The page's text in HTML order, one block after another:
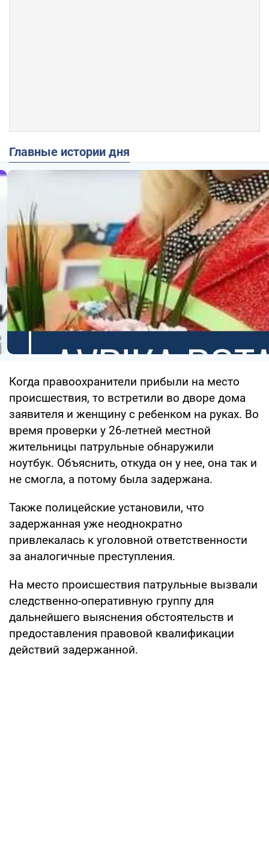
Главные истории дня
Когда правоохранители прибыли на место
происшествия, то встретили во дворе дома
заявителя и женщину с ребенком на руках. Во
время проверки у 26-летней местной
жительницы патрульные обнаружили
ноутбук. Объяснить, откуда он у нее, она так и
не смогла, а потому была задержана.
Также полицейские установили, что
задержанная уже неоднократно
привлекалась к уголовной ответственности
за аналогичные преступления.
На место происшествия патрульные вызвали
следственно-оперативную группу для
дальнейшего выяснения обстоятельств и
предоставления правовой квалификации
действий задержанной.